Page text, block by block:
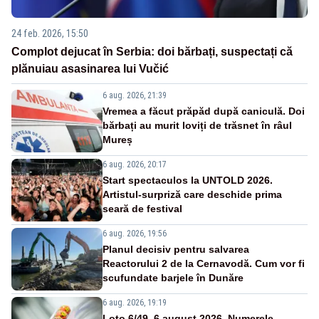
24 feb. 2026, 15:50
Complot dejucat în Serbia: doi bărbați, suspectați că
plănuiau asasinarea lui Vučić
6 aug. 2026, 21:39
Vremea a făcut prăpăd după caniculă. Doi
bărbați au murit loviți de trăsnet în râul
Mureș
6 aug. 2026, 20:17
Start spectaculos la UNTOLD 2026.
Artistul-surpriză care deschide prima
seară de festival
6 aug. 2026, 19:56
Planul decisiv pentru salvarea
Reactorului 2 de la Cernavodă. Cum vor fi
scufundate barjele în Dunăre
6 aug. 2026, 19:19